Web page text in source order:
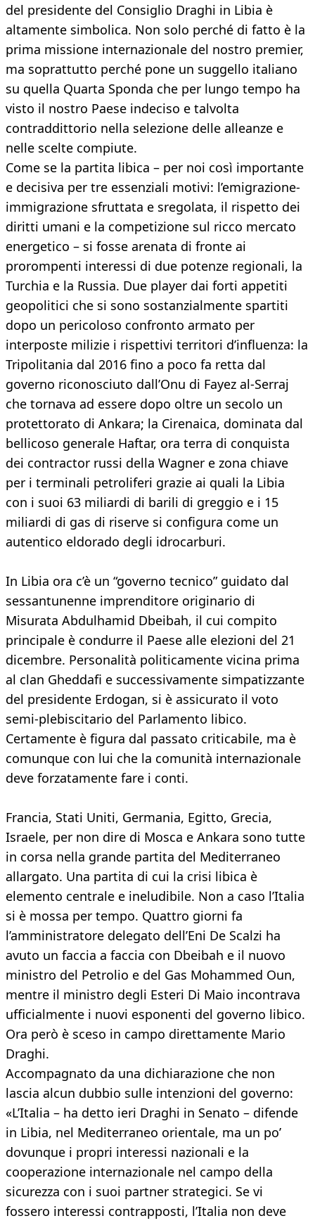
del presidente del Consiglio Draghi in Libia è
altamente simbolica. Non solo perché di fatto è la
prima missione internazionale del nostro premier,
ma soprattutto perché pone un suggello italiano
su quella Quarta Sponda che per lungo tempo ha
visto il nostro Paese indeciso e talvolta
contraddittorio nella selezione delle alleanze e
nelle scelte compiute.
Come se la partita libica – per noi così importante
e decisiva per tre essenziali motivi: l’emigrazione-
immigrazione sfruttata e sregolata, il rispetto dei
diritti umani e la competizione sul ricco mercato
energetico – si fosse arenata di fronte ai
prorompenti interessi di due potenze regionali, la
Turchia e la Russia. Due player dai forti appetiti
geopolitici che si sono sostanzialmente spartiti
dopo un pericoloso confronto armato per
interposte milizie i rispettivi territori d’influenza: la
Tripolitania dal 2016 fino a poco fa retta dal
governo riconosciuto dall’Onu di Fayez al-Serraj
che tornava ad essere dopo oltre un secolo un
protettorato di Ankara; la Cirenaica, dominata dal
bellicoso generale Haftar, ora terra di conquista
dei contractor russi della Wagner e zona chiave
per i terminali petroliferi grazie ai quali la Libia
con i suoi 63 miliardi di barili di greggio e i 15
miliardi di gas di riserve si configura come un
autentico eldorado degli idrocarburi.
In Libia ora c’è un “governo tecnico” guidato dal
sessantunenne imprenditore originario di
Misurata Abdulhamid Dbeibah, il cui compito
principale è condurre il Paese alle elezioni del 21
dicembre. Personalità politicamente vicina prima
al clan Gheddafi e successivamente simpatizzante
del presidente Erdogan, si è assicurato il voto
semi-plebiscitario del Parlamento libico.
Certamente è figura dal passato criticabile, ma è
comunque con lui che la comunità internazionale
deve forzatamente fare i conti.
Francia, Stati Uniti, Germania, Egitto, Grecia,
Israele, per non dire di Mosca e Ankara sono tutte
in corsa nella grande partita del Mediterraneo
allargato. Una partita di cui la crisi libica è
elemento centrale e ineludibile. Non a caso l’Italia
si è mossa per tempo. Quattro giorni fa
l’amministratore delegato dell’Eni De Scalzi ha
avuto un faccia a faccia con Dbeibah e il nuovo
ministro del Petrolio e del Gas Mohammed Oun,
mentre il ministro degli Esteri Di Maio incontrava
ufficialmente i nuovi esponenti del governo libico.
Ora però è sceso in campo direttamente Mario
Draghi.
Accompagnato da una dichiarazione che non
lascia alcun dubbio sulle intenzioni del governo:
«L’Italia – ha detto ieri Draghi in Senato – difende
in Libia, nel Mediterraneo orientale, ma un po’
dovunque i propri interessi nazionali e la
cooperazione internazionale nel campo della
sicurezza con i suoi partner strategici. Se vi
fossero interessi contrapposti, l’Italia non deve